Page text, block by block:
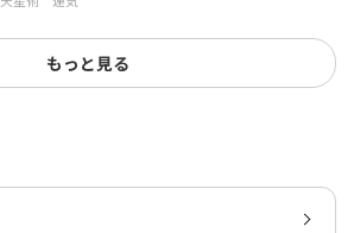
もっと見る